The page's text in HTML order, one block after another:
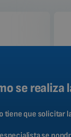
se realiza
tiene que solicitar